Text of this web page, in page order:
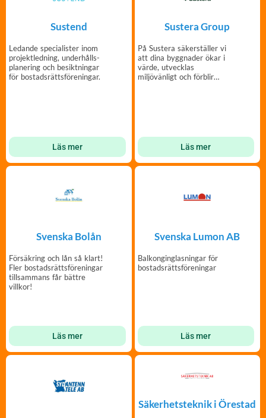
Sustend
Ledande specialister inom
projektledning, underhålls­
planering och besiktningar
för bostadsrättsföreningar.
Läs mer
Sustera Group
På Sustera säkerställer vi
att dina byggnader ökar i
värde, utvecklas
miljövänligt och förblir
Läs mer
Svenska Bolån
Försäkring och lån så klart!
Fler bostadsrättsföreningar
tillsammans får bättre
villkor!
Läs mer
Svenska Lumon AB
Balkonginglasningar för
bostadsrättsföreningar
Läs mer
Säkerhetsteknik i Örestad